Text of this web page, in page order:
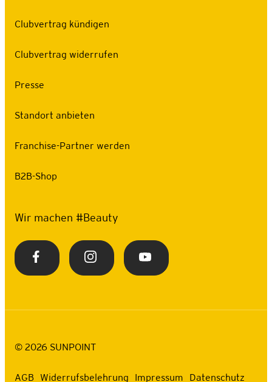
Clubvertrag kündigen
Clubvertrag widerrufen
Presse
Standort anbieten
Franchise-Partner werden
B2B-Shop
Wir machen #Beauty
© 2026 SUNPOINT
AGB Widerrufsbelehrung Impressum Datenschutz